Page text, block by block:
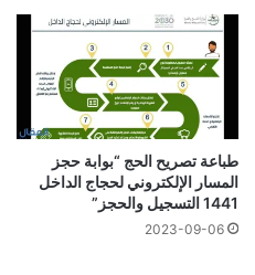
طباعة تصريح الحج “بوابة حجز
المسار الإلكتروني لحجاج الداخل
1441 التسجيل والحجز”
2023-09-06